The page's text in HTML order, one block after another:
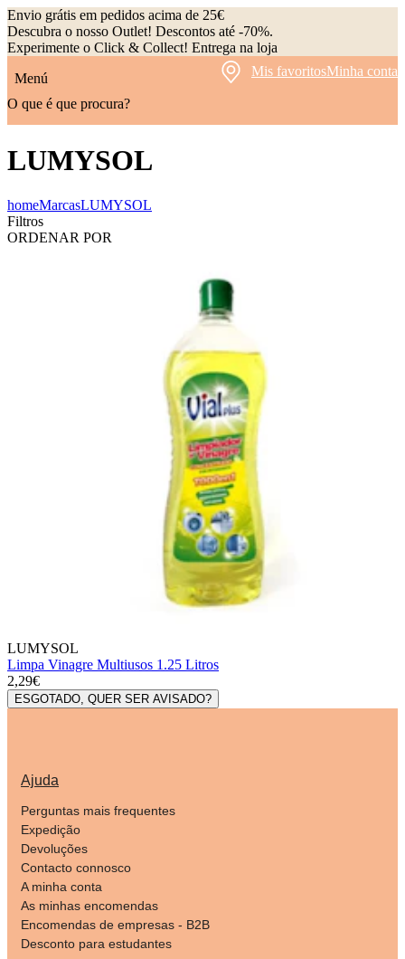
Envio grátis em pedidos acima de 25€
Descubra o nosso Outlet! Descontos até -70%.
Experimente o Click & Collect! Entrega na loja
Menú
Mis favoritosMinha conta
O que é que procura?
LUMYSOL
homeMarcasLUMYSOL
Filtros
ORDENAR POR
LUMYSOL
Limpa Vinagre Multiusos 1.25 Litros
2,29€
ESGOTADO, QUER SER AVISADO?
Ajuda
Perguntas mais frequentes
Expedição
Devoluções
Contacto connosco
A minha conta
As minhas encomendas
Encomendas de empresas - B2B
Desconto para estudantes